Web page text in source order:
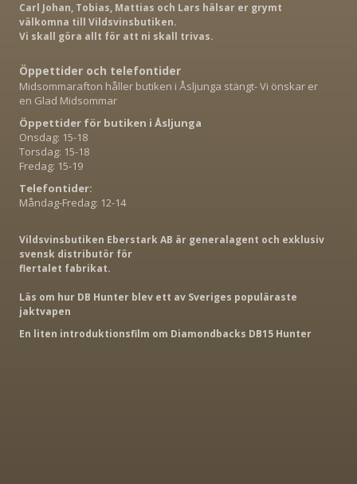
Carl Johan, Tobias, Mattias och Lars hälsar er grymt
välkomna till Vildsvinsbutiken.
Vi skall göra allt för att ni skall trivas.
Öppettider och telefontider
Midsommarafton håller butiken i Åsljunga stängt- Vi önskar er
en Glad Midsommar
Öppettider för butiken i Åsljunga
Onsdag: 15-18
Torsdag: 15-18
Fredag: 15-19
Telefontider:
Måndag-Fredag: 12-14
Vildsvinsbutiken Eberstark AB är generalagent och exklusiv
svensk distributör för
flertalet fabrikat.
Läs om hur DB Hunter blev ett av Sveriges populäraste
jaktvapen
En liten introduktionsfilm om Diamondbacks DB15 Hunter